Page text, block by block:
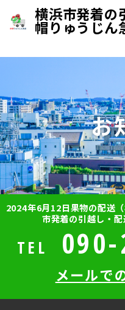
横浜市発着の
帽りゅうじん
お
2024年6月12日果物の配送
市発着の引越し・
TEL
メールで